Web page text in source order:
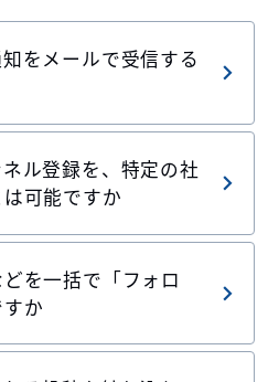
をメールで受信する
ル登録を、特定の社
可能ですか
を一括で「フォロ
か